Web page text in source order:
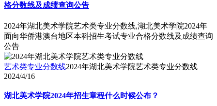
格分数线及成绩查询公告
2024年湖北美术学院艺术类专业分数线,湖北美术学院2024年
面向华侨港澳台地区本科招生考试专业合格分数线及成绩查询
公告
艺术类专业分数线2024年湖北美术学院艺术类专业分数线
2024/4/16
湖北美术学院2024年招生章程什么时候公布？